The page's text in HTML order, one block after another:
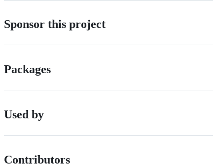
Sponsor this project
Packages
Used by
Contributors